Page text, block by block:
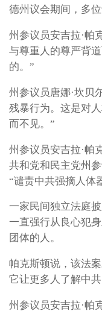
德州议会期间，多
州参议员安吉拉·帕
与尊重人的尊严背
的。”
州参议员唐娜·坎贝
残暴行为。这是对
而不见。”
州参议员安吉拉·帕
共和党和民主党州
“谴责中共强摘人体
一家民间独立法庭
一直强行从良心犯
团体的人。
帕克斯顿说，该法
它让更多人了解中共
州参议员安吉拉·帕